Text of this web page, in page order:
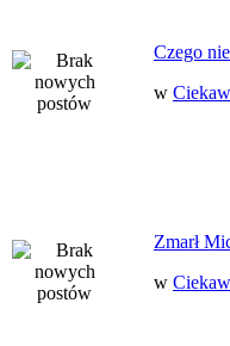
Czego
w
Zmarł
w